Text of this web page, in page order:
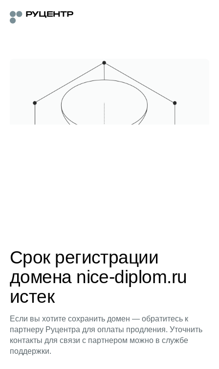
Срок регистрации
домена nice-diplom.ru
истек
Если вы хотите сохранить домен — обратитесь к
партнеру Руцентра для оплаты продления. Уточнить
контакты для связи с партнером можно в службе
поддержки.